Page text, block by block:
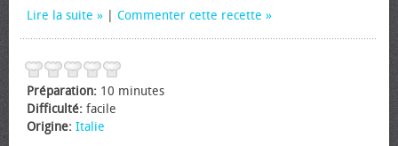
Lire la suite Commenter cette recette
Préparation: 10 minutes
Difficulté: facile
Origine: Italie